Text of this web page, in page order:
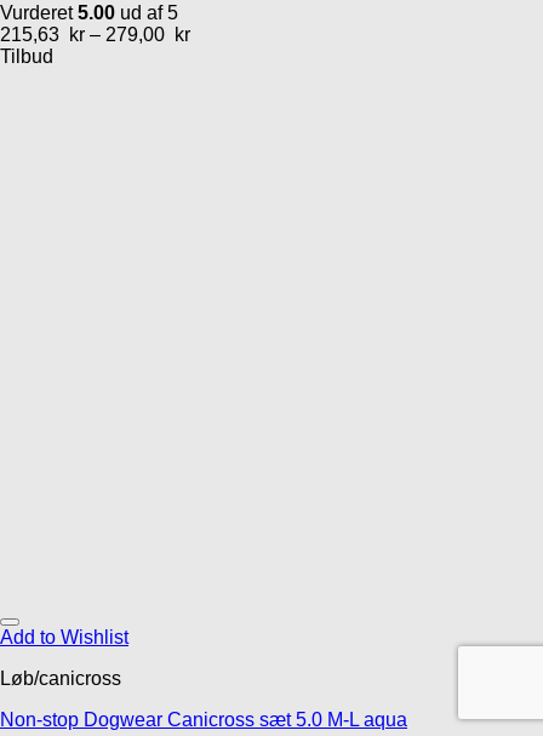
Vurderet5.00 ud af 5
215,63 kr – 279,00 kr
Tilbud
Add to Wishlist
Løb/canicross
Non-stop Dogwear Canicross sæt 5.0 M-L aqua